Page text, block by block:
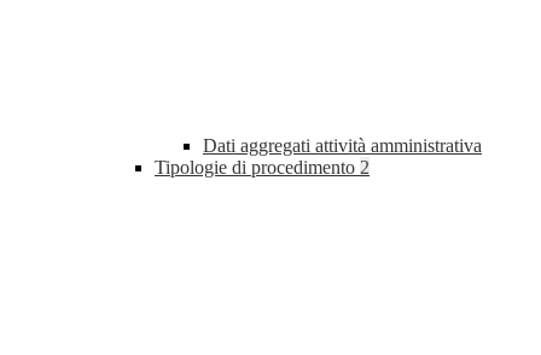
Dati aggregati attività amministrativa
Tipologie di procedimento 2